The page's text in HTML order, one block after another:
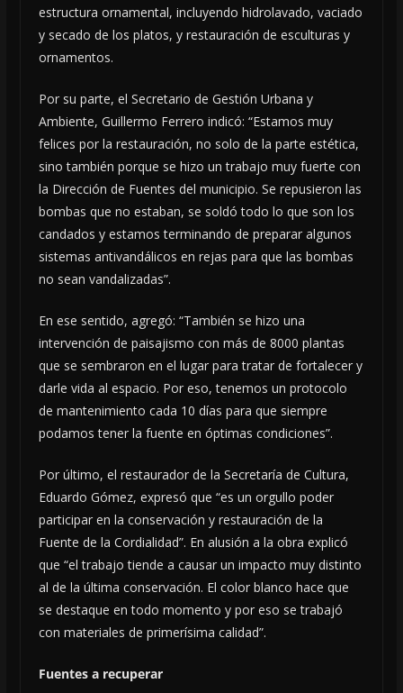
estructura ornamental, incluyendo hidrolavado, vaciado
y secado de los platos, y restauración de esculturas y
ornamentos.
Por su parte, el Secretario de Gestión Urbana y
Ambiente, Guillermo Ferrero indicó: “Estamos muy
felices por la restauración, no solo de la parte estética,
sino también porque se hizo un trabajo muy fuerte con
la Dirección de Fuentes del municipio. Se repusieron las
bombas que no estaban, se soldó todo lo que son los
candados y estamos terminando de preparar algunos
sistemas antivandálicos en rejas para que las bombas
no sean vandalizadas”.
En ese sentido, agregó: “También se hizo una
intervención de paisajismo con más de 8000 plantas
que se sembraron en el lugar para tratar de fortalecer y
darle vida al espacio. Por eso, tenemos un protocolo
de mantenimiento cada 10 días para que siempre
podamos tener la fuente en óptimas condiciones”.
Por último, el restaurador de la Secretaría de Cultura,
Eduardo Gómez, expresó que “es un orgullo poder
participar en la conservación y restauración de la
Fuente de la Cordialidad”. En alusión a la obra explicó
que “el trabajo tiende a causar un impacto muy distinto
al de la última conservación. El color blanco hace que
se destaque en todo momento y por eso se trabajó
con materiales de primerísima calidad”.
Fuentes a recuperar